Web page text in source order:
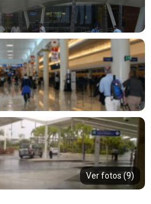
Ver fotos (9)